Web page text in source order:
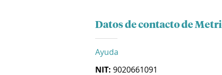
Datos de contacto de
Ayuda
NIT: 9020661091